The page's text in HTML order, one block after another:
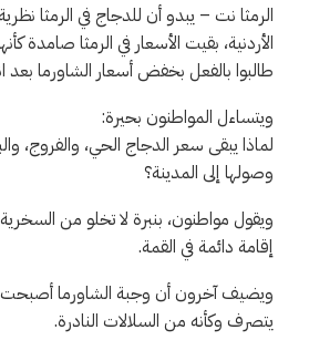
الرمثا نت – يبدو أن للدجاج في الرمثا
الأردنية، بقيت الأسعار في الرمثا
طالبوا بالفعل بخفض أسعار الشاورما
ويتساءل المواطنون بحيرة:
لماذا يبقى سعر الدجاج الحي، والفروج،
وصولها إلى المدينة؟
ويقول مواطنون، بنبرة لا تخلو من
إقامة دائمة في القمة.
ويضيف آخرون أن وجبة الشاورما أصبحت
يتصرف وكأنه من السلالات النادرة.